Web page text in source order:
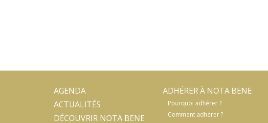
AGENDA
ACTUALITÉS
DÉCOUVRIR NOTA BENE
ADHÉRER À NOTA BENE
Pourquoi adhérer ?
Comment adhérer ?